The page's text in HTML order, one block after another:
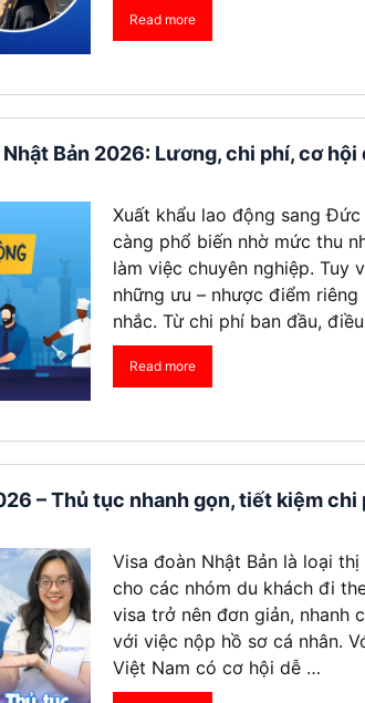
Read more
Bản 2026: Lương, chi phí, cơ
Xuất khẩu lao động sang
càng phổ biến nhờ mức thu
làm việc chuyên nghiệp. Tuy
những ưu – nhược điểm
nhắc. Từ chi phí ban đầu,
Read more
– Thủ tục nhanh gọn, tiết kiệm chi
Visa đoàn Nhật Bản là loại
cho các nhóm du khách đi
visa trở nên đơn giản, nhanh
với việc nộp hồ sơ cá nhân.
Việt Nam có cơ hội dễ …
Hoang Quan Ho
12/06/2026
Mình apply đi visa úc. Đội hỗ trợ
tư vấn nhiệt tình và có chuyên
môn tốt